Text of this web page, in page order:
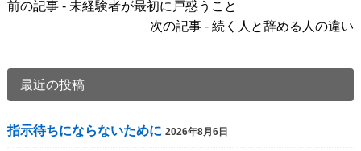
へ
リ
前の記事 - 未経験者が最初に戸惑うこと
次の記事 - 続く人と辞める人の違い
最近の投稿
指示待ちにならないために 2026年8月6日